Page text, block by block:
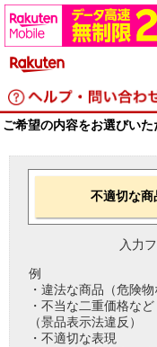
ご希望の内容をお選びいた
不適切な商
入力
例
・違法な商品（危険物
・不当な二重価格など
（景品表示法違反）
・不適切な表現